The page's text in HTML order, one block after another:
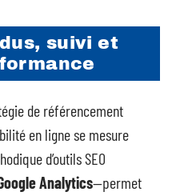
suivi et
de référencement
en ligne se mesure
d’outils SEO
Analytics—permet